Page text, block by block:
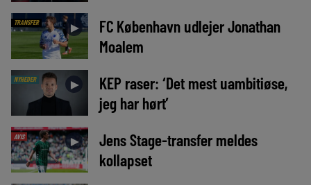
TRANSFER ►
FC København udlejer Jonathan
Moalem
NYHEDER ►
KEP raser: ‘Det mest uambitiøse,
jeg har hørt’
AVIS ►
Jens Stage-transfer meldes
kollapset